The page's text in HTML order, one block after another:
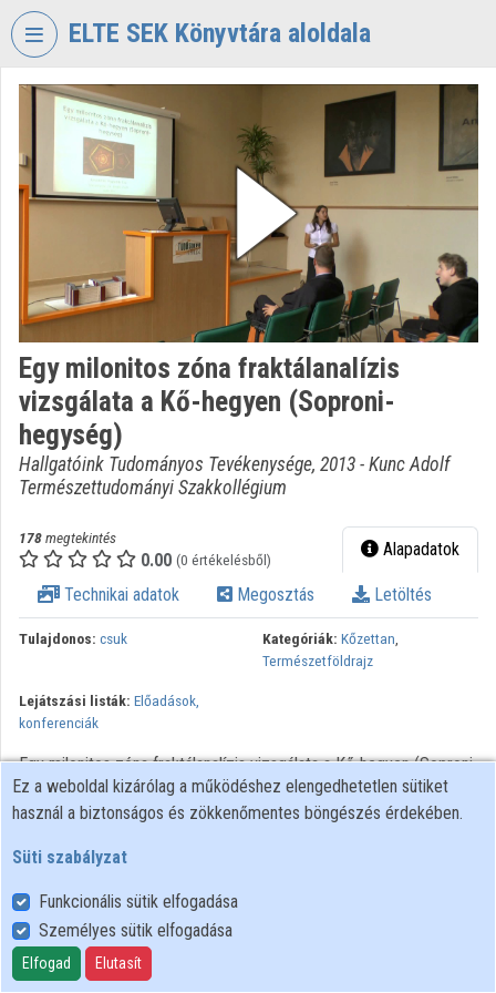
Fejléc kihagyása
ELTE SEK Könyvtára aloldala
VIDEOTORIUM
ELTE
EKL
SAVARIA
LEVÉLTÁR
Intézményi kezdőlap
Bejelentkezés
Intézményi felfedezés
Kategóriák
Intézmények
Közreműködők
Egy milonitos zóna fraktálanalízis
vizsgálata a Kő-hegyen (Soproni-
hegység)
Hallgatóink Tudományos Tevékenysége, 2013 - Kunc Adolf
Természettudományi Szakkollégium
178megtekintés
0.00 (0 értékelésből) Alapadatok
Technikai adatok Megosztás Letöltés
Tulajdonos: csuk Kategóriák: Kőzettan,
Természetföldrajz
Lejátszási listák: Előadások,
konferenciák
Egy milonitos zóna fraktálanalízis vizsgálata a Kő-hegyen (Soproni-
hegység) / Bugledits Éva. Szombathely : NymE SEK, 2013.
„TALENTUM – hallgatói tehetséggondozás komplex
Egyetemen” – TÁMOP 4.2.2 B-10/1-2010-0018. „Szakkollégista
hallgatók tudományos Kutatásainak bemuatása”. A Kunc Adolf
Természettudományi Szakkollégium Konferenciája
Felhasználói szabályzat
Ez a weboldal kizárólag a működéshez elengedhetetlen sütiket
használ a biztonságos és zökkenőmentes böngészés érdekében.
Süti szabályzat
Funkcionális sütik elfogadása
Személyes sütik elfogadása
Elfogad Elutasít